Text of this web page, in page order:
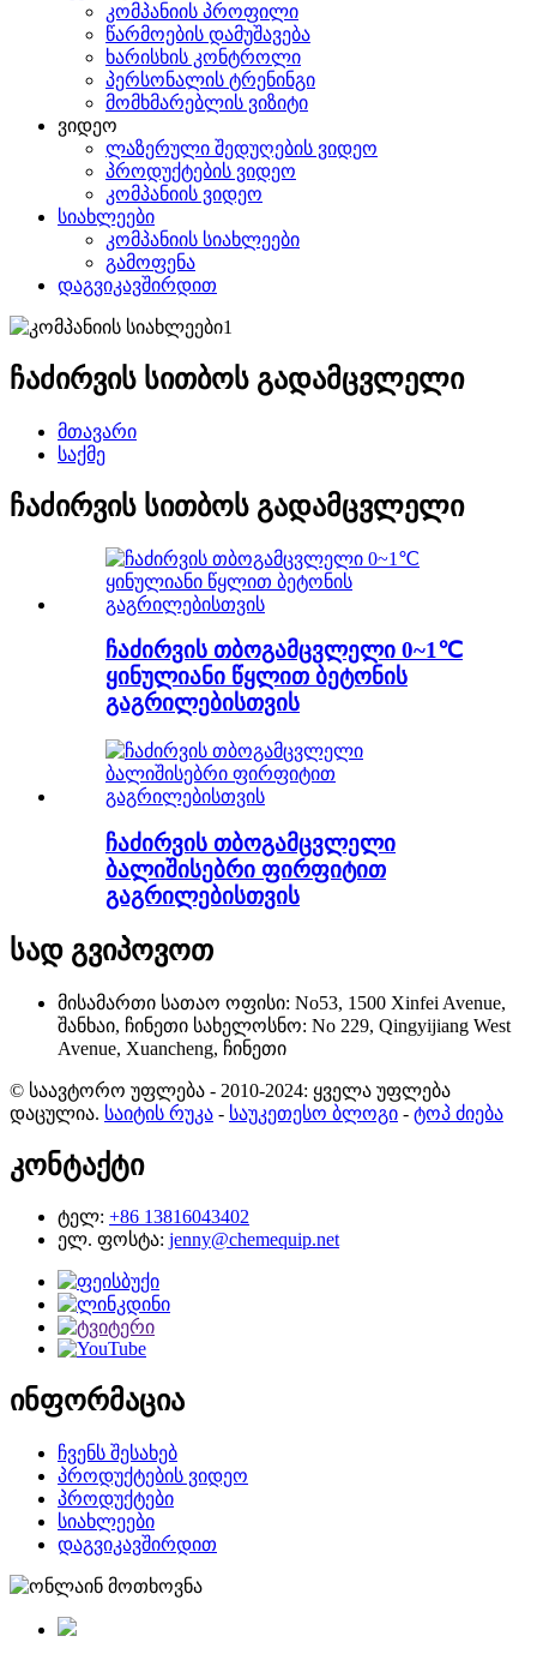
კომპანიის პროფილი
წარმოების დამუშავება
ხარისხის კონტროლი
პერსონალის ტრენინგი
მომხმარებლის ვიზიტი
ვიდეო
ლაზერული შედუღების ვიდეო
პროდუქტების ვიდეო
კომპანიის ვიდეო
სიახლეები
კომპანიის სიახლეები
გამოფენა
დაგვიკავშირდით
ჩაძირვის სითბოს გადამცვლელი
მთავარი
საქმე
ჩაძირვის სითბოს გადამცვლელი
ჩაძირვის თბოგამცვლელი 0~1℃
ყინულიანი წყლით ბეტონის
გაგრილებისთვის
ჩაძირვის თბოგამცვლელი
ბალიშისებრი ფირფიტით
გაგრილებისთვის
სად გვიპოვოთ
მისამართი სათაო ოფისი: No53, 1500 Xinfei Avenue,
შანხაი, ჩინეთი სახელოსნო: No 229, Qingyijiang West
Avenue, Xuancheng, ჩინეთი
© საავტორო უფლება - 2010-2024: ყველა უფლება
დაცულია. საიტის რუკა - საუკეთესო ბლოგი - ტოპ ძიება
კონტაქტი
ტელ: +86 13816043402
ელ. ფოსტა: jenny@chemequip.net
ინფორმაცია
ჩვენს შესახებ
პროდუქტების ვიდეო
პროდუქტები
სიახლეები
დაგვიკავშირდით